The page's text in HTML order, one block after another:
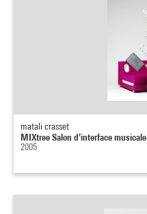
matali crasset
MIXtree Salon d'interface musicale
2005